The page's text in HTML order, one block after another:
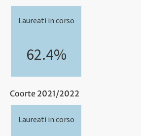
Laureati in corso
62.4%
Coorte 2021/2022
Laureati in corso